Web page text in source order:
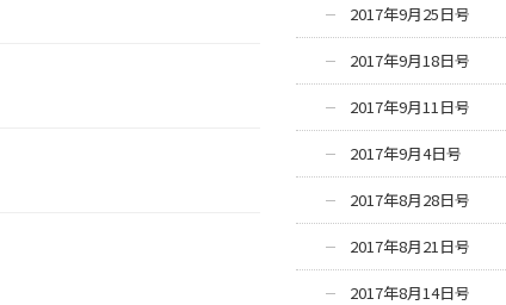
2017年9月25日号
2017年9月18日号
2017年9月11日号
2017年9月4日号
2017年8月28日号
2017年8月21日号
2017年8月14日号